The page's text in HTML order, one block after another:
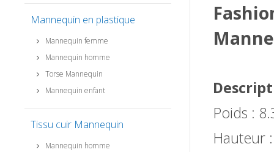
Mannequin en plastique
Mannequin femme
Mannequin homme
Torse Mannequin
Mannequin enfant
Tissu cuir Mannequin
Mannequin homme
Poids :
Hauteur